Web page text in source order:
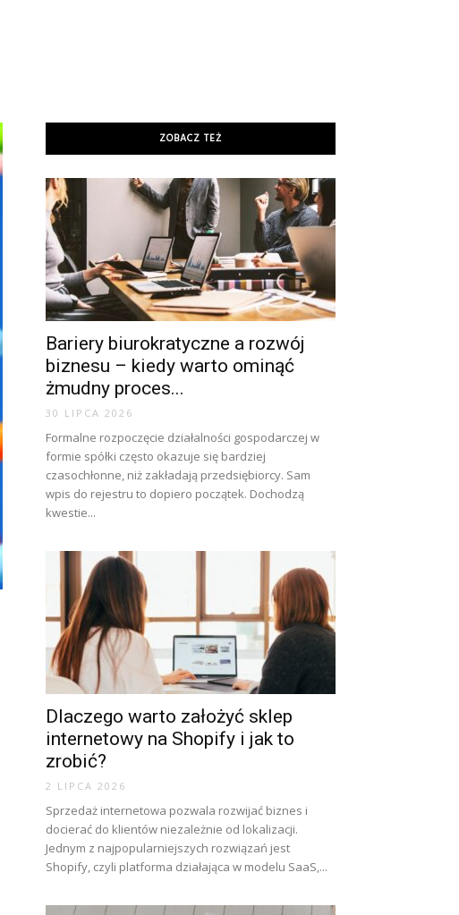
ZOBACZ TEŻ
Bariery biurokratyczne a rozwój
biznesu – kiedy warto ominąć
żmudny proces...
30 LIPCA 2026
Formalne rozpoczęcie działalności gospodarczej w
formie spółki często okazuje się bardziej
czasochłonne, niż zakładają przedsiębiorcy. Sam
wpis do rejestru to dopiero początek. Dochodzą
kwestie...
Dlaczego warto założyć sklep
internetowy na Shopify i jak to
zrobić?
2 LIPCA 2026
Sprzedaż internetowa pozwala rozwijać biznes i
docierać do klientów niezależnie od lokalizacji.
Jednym z najpopularniejszych rozwiązań jest
Shopify, czyli platforma działająca w modelu SaaS,...